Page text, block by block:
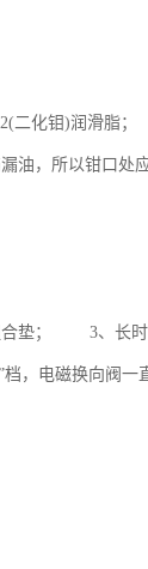
二化钼)润
油，所以钳口处
。
合垫； 3、长
，电磁换向阀